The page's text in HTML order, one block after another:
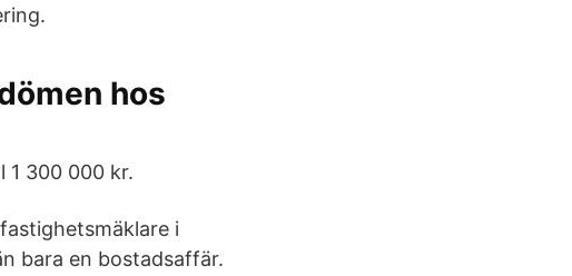
hos
1 300 000 kr.
i
bara en bostadsaffär.